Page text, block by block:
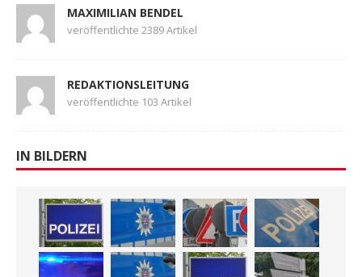
MAXIMILIAN BENDEL
veröffentlichte 2389 Artikel
REDAKTIONSLEITUNG
veröffentlichte 103 Artikel
IN BILDERN